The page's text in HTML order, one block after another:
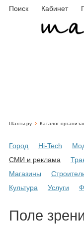
Поиск Кабинет
Шахты.ру Каталог
Город Hi-Tech
СМИ и реклама
Магазины
Культура
Услуги
Поле